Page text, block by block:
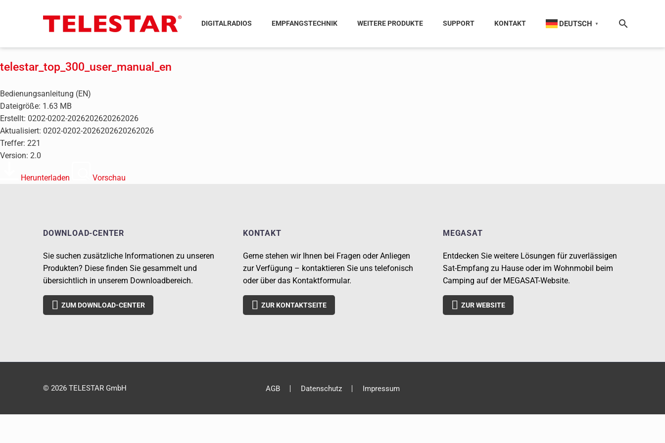
DIGITALRADIOS EMPFANGSTECHNIK WEITERE PRODUKTE SUPPORT KONTAKT DEUTSCH ▼
telestar_top_300_user_manual_en
Bedienungsanleitung (EN)
Dateigröße: 1.63 MB
Erstellt: 0202-0202-2026202620262026
Aktualisiert: 0202-0202-2026202620262026
Treffer: 221
Version: 2.0
Herunterladen Vorschau
DOWNLOAD-CENTER
Sie suchen zusätzliche Informationen zu unseren
Produkten? Diese finden Sie gesammelt und
übersichtlich in unserem Downloadbereich.
 ZUM DOWNLOAD-CENTER
KONTAKT
Gerne stehen wir Ihnen bei Fragen oder Anliegen
zur Verfügung – kontaktieren Sie uns telefonisch
oder über das Kontaktformular.
 ZUR KONTAKTSEITE
MEGASAT
Entdecken Sie weitere Lösungen für zuverlässigen
Sat-Empfang zu Hause oder im Wohnmobil beim
Camping auf der MEGASAT-Website.
 ZUR WEBSITE
AGB Datenschutz Impressum
© 2026 TELESTAR GmbH